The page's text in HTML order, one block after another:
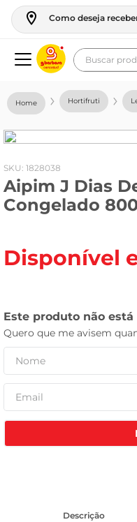
Como deseja
Buscar
Hortifruti
: 1828038
Aipim J Dias
Congelado
Disponível
Descrição
geladeira
fogao
café
cerveja
leite
tv